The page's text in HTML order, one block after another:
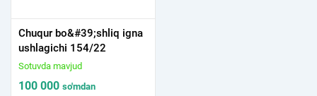
Chuqur bo&#39;shliq igna
ushlagichi 154/22
Sotuvda mavjud
100 000 so'mdan